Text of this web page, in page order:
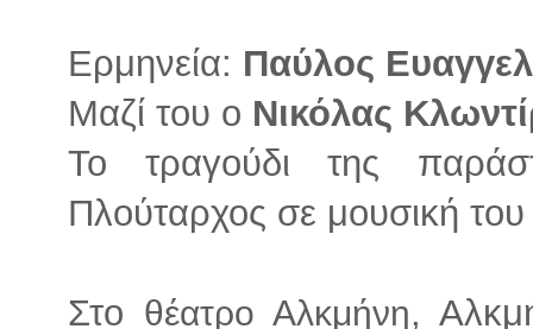
Ερμηνεία: Παύλος
Μαζί του ο Νικόλας
Το τραγούδι της
Πλούταρχος σε μουσική
Στο θέατρο Αλκμήνη,